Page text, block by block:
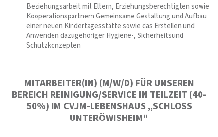
Beziehungsarbeit mit Eltern, Erziehungsberechtigten sowie
Kooperationspartnern Gemeinsame Gestaltung und Aufbau
einer neuen Kindertagesstätte sowie das Erstellen und
Anwenden dazugehöriger Hygiene-, Sicherheitsund
Schutzkonzepten
MITARBEITER(IN) (M/W/D) FÜR UNSEREN
BEREICH REINIGUNG/SERVICE IN TEILZEIT (40-
50%) IM CVJM-LEBENSHAUS „SCHLOSS
UNTERÖWISHEIM“